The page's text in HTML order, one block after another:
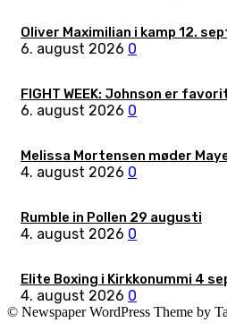
Oliver Maximilian i kamp 12.
6. august 2026 0
FIGHT WEEK: Johnson er
6. august 2026 0
Melissa Mortensen møder
4. august 2026 0
Rumble in Pollen 29 augusti
4. august 2026 0
Elite Boxing i Kirkkonummi 4
4. august 2026 0
© Newspaper WordPress Theme by